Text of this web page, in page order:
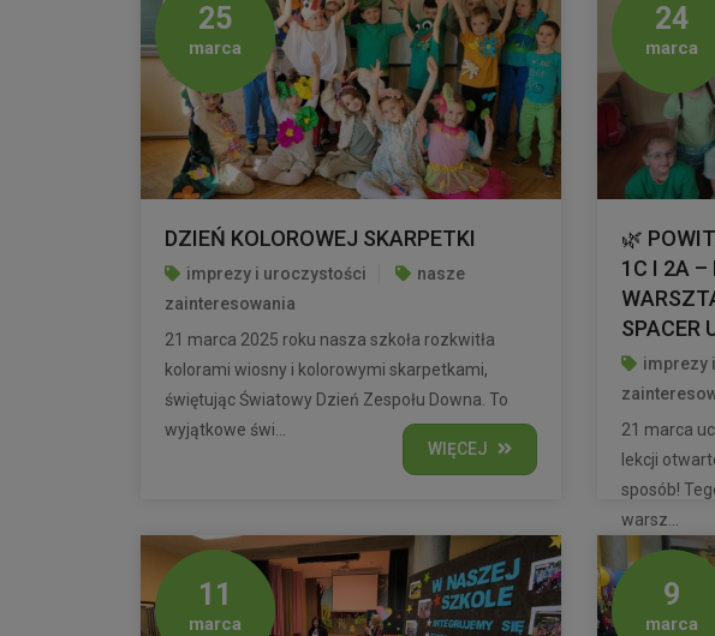
25
marca
DZIEŃ KOLOROWEJ SKARPETKI
imprezy i uroczystości
nasze
zainteresowania
21 marca 2025 roku nasza szkoła rozkwitła
kolorami wiosny i kolorowymi skarpetkami,
świętując Światowy Dzień Zespołu Downa. To
wyjątkowe świ...
WIĘCEJ
24
marca
🌿
1C I 2A –
SPACER
imprezy
21 marca
lekcji
sposób!
warsz...
11
marca
9
marca